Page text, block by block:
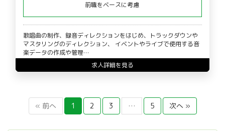
前職をベースに考慮
歌唱曲の制作、録音ディレクションをはじめ、トラックダウンや
マスタリングのディレクション、 イベントやライブで使用する音
楽データの作成や管理…
求人詳細を見る
« 前へ 1 2 3 … 5 次へ »